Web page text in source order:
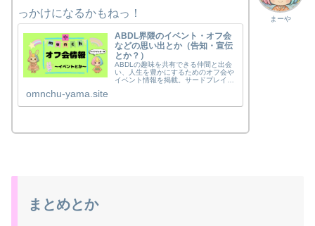
まーや
っかけになるかもねっ！
ABDL界隈のイベント・オフ会
などの思い出とか（告知・宣伝
とか？）
ABDLの趣味を共有できる仲間と出会
い、人生を豊かにするためのオフ会や
イベント情報を掲載。サードプレイス
omnchu-yama.site
まとめとか